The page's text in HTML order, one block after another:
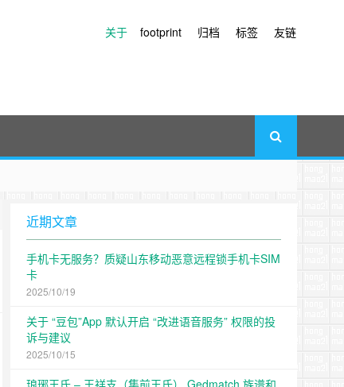
关于 footprint 归档 标签 友链
近期文章
手机卡无服务？质疑山东移动恶意远程锁手机卡SIM
卡
2025/10/19
关于 “豆包”App 默认开启 “改进语音服务” 权限的投
诉与建议
2025/10/15
琅琊王氏 – 王祥支（集前王氏） Gedmatch 族谱和